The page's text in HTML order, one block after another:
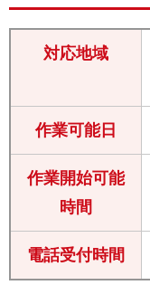
対応地域
作業可能日
作業開始可能
時間
電話受付時間